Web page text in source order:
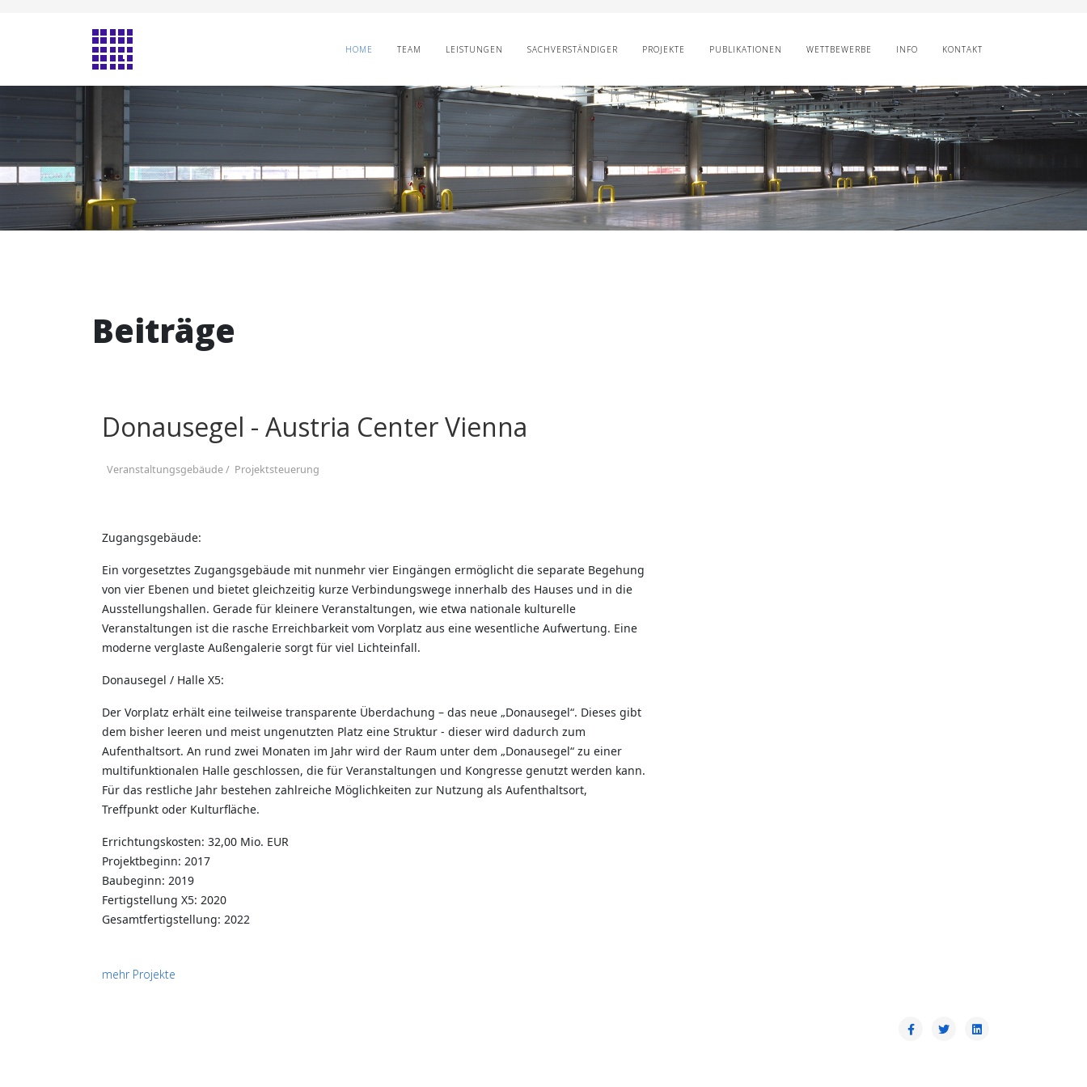
HOME TEAM LEISTUNGEN SACHVERSTÄNDIGER PROJEKTE PUBLIKATIONEN WETTBEWERBE INFO KONTAKT
Beiträge
Donausegel - Austria Center Vienna
Veranstaltungsgebäude / Projektsteuerung
Zugangsgebäude:
Ein vorgesetztes Zugangsgebäude mit nunmehr vier Eingängen ermöglicht die separate Begehung
von vier Ebenen und bietet gleichzeitig kurze Verbindungswege innerhalb des Hauses und in die
Ausstellungshallen. Gerade für kleinere Veranstaltungen, wie etwa nationale kulturelle
Veranstaltungen ist die rasche Erreichbarkeit vom Vorplatz aus eine wesentliche Aufwertung. Eine
moderne verglaste Außengalerie sorgt für viel Lichteinfall.
Donausegel / Halle X5:
Der Vorplatz erhält eine teilweise transparente Überdachung – das neue „Donausegel“. Dieses gibt
dem bisher leeren und meist ungenutzten Platz eine Struktur - dieser wird dadurch zum
Aufenthaltsort. An rund zwei Monaten im Jahr wird der Raum unter dem „Donausegel“ zu einer
multifunktionalen Halle geschlossen, die für Veranstaltungen und Kongresse genutzt werden kann.
Für das restliche Jahr bestehen zahlreiche Möglichkeiten zur Nutzung als Aufenthaltsort,
Treffpunkt oder Kulturfläche.
Errichtungskosten: 32,00 Mio. EUR
Projektbeginn: 2017
Baubeginn: 2019
Fertigstellung X5: 2020
Gesamtfertigstellung: 2022
mehr Projekte